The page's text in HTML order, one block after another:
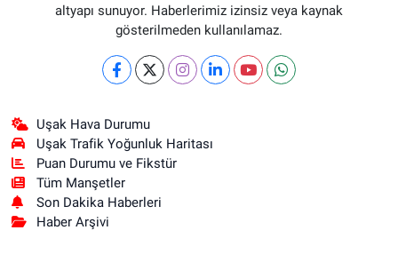
altyapı sunuyor. Haberlerimiz izinsiz veya kaynak
gösterilmeden kullanılamaz.
Uşak Hava Durumu
Uşak Trafik Yoğunluk Haritası
Puan Durumu ve Fikstür
Tüm Manşetler
Son Dakika Haberleri
Haber Arşivi